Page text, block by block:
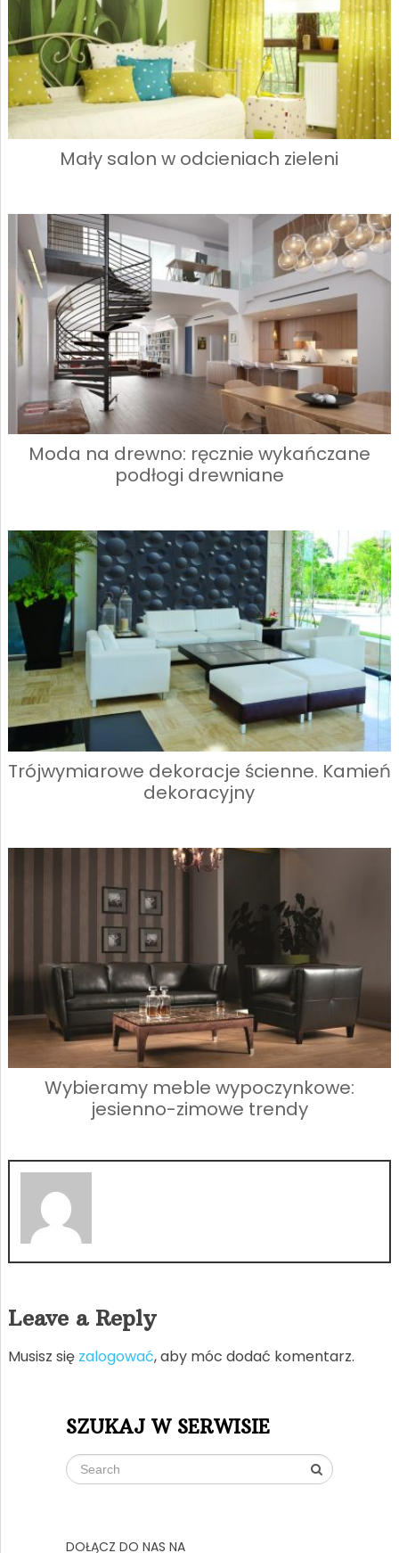
Mały salon w odcieniach zieleni
Moda na drewno: ręcznie wykańczane
podłogi drewniane
Trójwymiarowe dekoracje ścienne. Kamień
dekoracyjny
Wybieramy meble wypoczynkowe:
jesienno-zimowe trendy
Leave a Reply
Musisz się zalogować, aby móc dodać komentarz.
SZUKAJ W SERWISIE
DOŁĄCZ DO NAS NA